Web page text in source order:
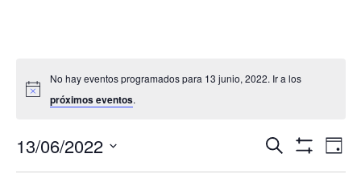
No hay eventos programados para 13 junio, 2022. Ir a los
próximos eventos.
Buscar
Filtros
de
Día
13/06/2022